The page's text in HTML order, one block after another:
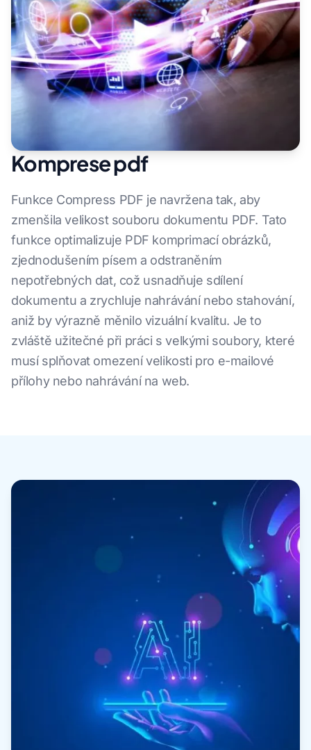
Komprese pdf
Funkce Compress PDF je navržena tak, aby
zmenšila velikost souboru dokumentu PDF. Tato
funkce optimalizuje PDF komprimací obrázků,
zjednodušením písem a odstraněním
nepotřebných dat, což usnadňuje sdílení
dokumentu a zrychluje nahrávání nebo stahování,
aniž by výrazně měnilo vizuální kvalitu. Je to
zvláště užitečné při práci s velkými soubory, které
musí splňovat omezení velikosti pro e-mailové
přílohy nebo nahrávání na web.